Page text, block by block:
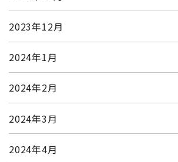
2023年12月
2024年1月
2024年2月
2024年3月
2024年4月